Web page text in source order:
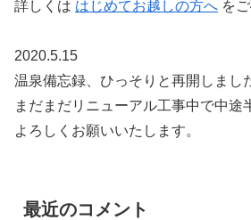
詳しくは はじめてお越しの方へ を
2020.5.15
温泉備忘録、ひっそりと再開しまし
まだまだリニューアル工事中で中途
よろしくお願いいたします。
最近のコメント